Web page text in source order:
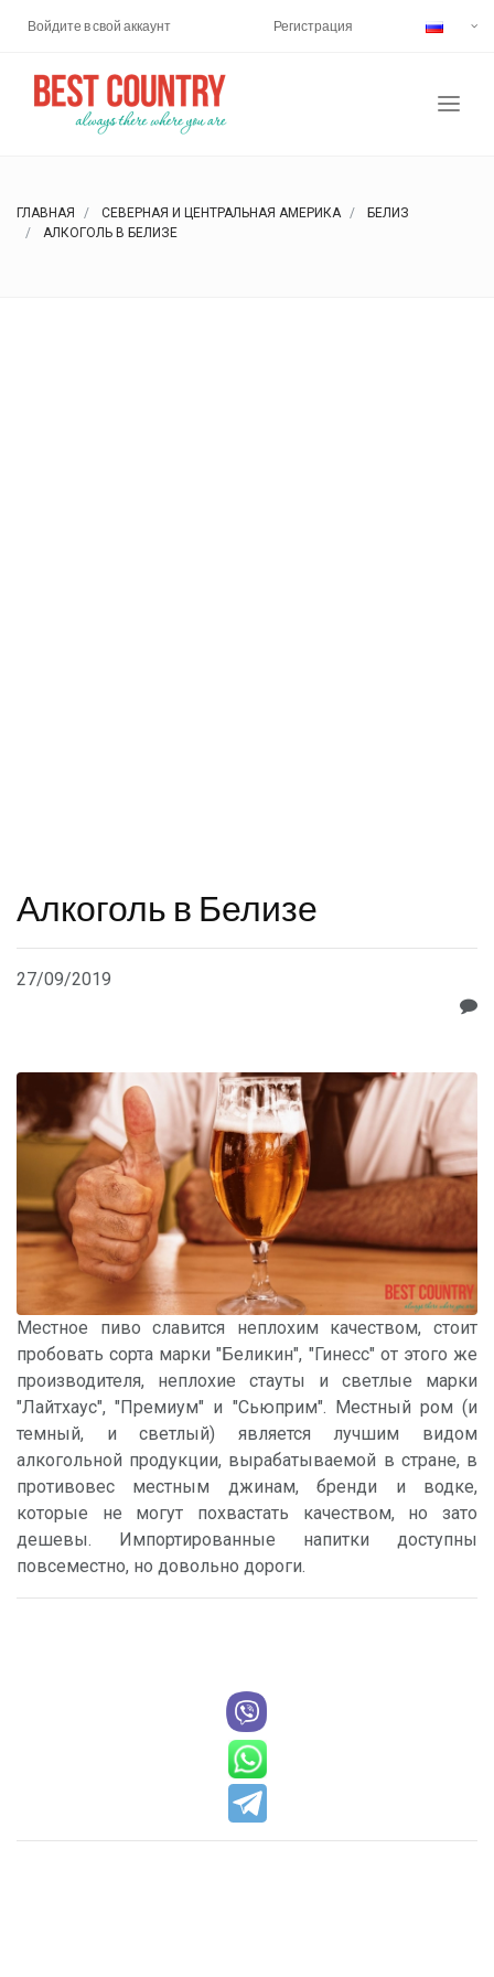
Войдите в свой аккаунт Регистрация
ГЛАВНАЯ СЕВЕРНАЯ И ЦЕНТРАЛЬНАЯ АМЕРИКА
БЕЛИЗ
АЛКОГОЛЬ В БЕЛИЗЕ
Алкоголь в Белизе
27/09/2019
Местное пиво славится неплохим качеством, стоит
пробовать сорта марки "Беликин", "Гинесс" от этого же
производителя, неплохие стауты и светлые марки
"Лайтхаус", "Премиум" и "Сьюприм". Местный ром (и
темный, и светлый) является лучшим видом
алкогольной продукции, вырабатываемой в стране, в
противовес местным джинам, бренди и водке,
которые не могут похвастать качеством, но зато
дешевы. Импортированные напитки доступны
повсеместно, но довольно дороги.